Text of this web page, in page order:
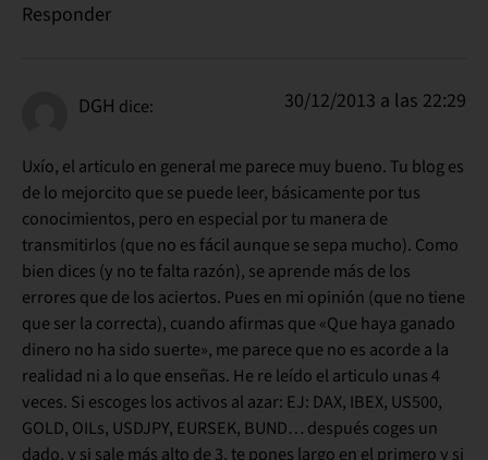
Responder
DGH dice: 30/12/2013 a las 22:29
Uxío, el articulo en general me parece muy bueno. Tu blog es
de lo mejorcito que se puede leer, básicamente por tus
conocimientos, pero en especial por tu manera de
transmitirlos (que no es fácil aunque se sepa mucho). Como
bien dices (y no te falta razón), se aprende más de los
errores que de los aciertos. Pues en mi opinión (que no tiene
que ser la correcta), cuando afirmas que «Que haya ganado
dinero no ha sido suerte», me parece que no es acorde a la
realidad ni a lo que enseñas. He re leído el articulo unas 4
veces. Si escoges los activos al azar: EJ: DAX, IBEX, US500,
GOLD, OILs, USDJPY, EURSEK, BUND… después coges un
dado, y si sale más alto de 3, te pones largo en el primero y si